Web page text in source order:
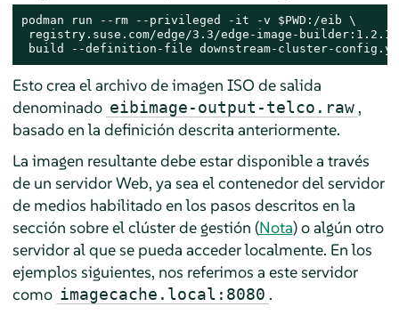
podman run --rm --privileged -it -v $PWD:/eib \
registry.suse.com/edge/3.3/edge-image-builder:1.2.1
build --definition-file downstream-cluster-
Esto crea el archivo de imagen ISO de salida
denominado eibimage-output-telco.raw ,
basado en la definición descrita anteriormente.
La imagen resultante debe estar disponible a través
de un servidor Web, ya sea el contenedor del servidor
de medios habilitado en los pasos descritos en la
sección sobre el clúster de gestión (Nota) o algún otro
servidor al que se pueda acceder localmente. En los
ejemplos siguientes, nos referimos a este servidor
como imagecache.local:8080 .